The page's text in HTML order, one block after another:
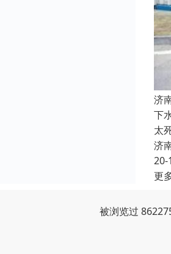
济
下
太
济
20-
更
被浏览过